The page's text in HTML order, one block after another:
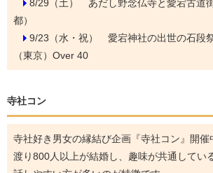
8/29（土） あだし野念仏寺と愛宕古道
都）
9/23（水・祝） 愛宕神社の出世の石段
（東京）Over 40
寺社コン
寺社好き男女の縁結び企画『寺社コン』開催
渡り800人以上が結婚し、趣味が共通してい